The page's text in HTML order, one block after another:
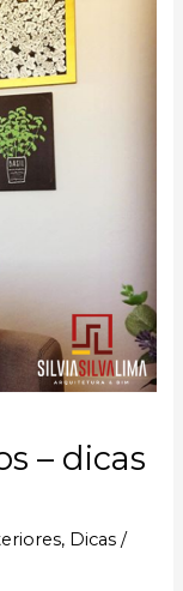
– dicas
, Dicas /